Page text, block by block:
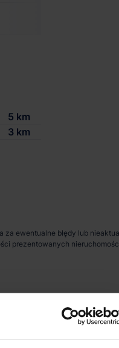
5 km
3 km
ewentualne błędy lub
prezentowanych